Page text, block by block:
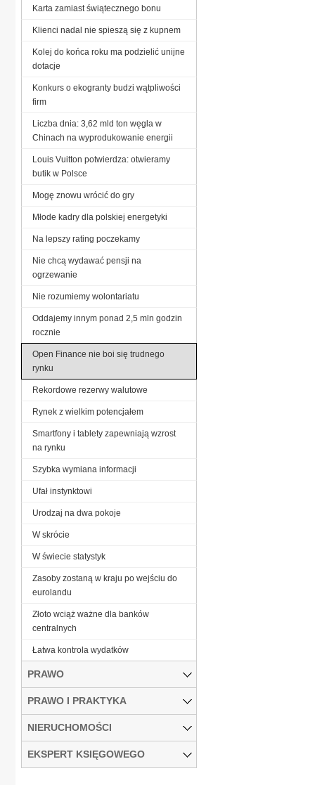
Karta zamiast świątecznego bonu
Klienci nadal nie spieszą się z kupnem
Kolej do końca roku ma podzielić unijne
dotacje
Konkurs o ekogranty budzi wątpliwości
firm
Liczba dnia: 3,62 mld ton węgla w
Chinach na wyprodukowanie energii
Louis Vuitton potwierdza: otwieramy
butik w Polsce
Mogę znowu wrócić do gry
Młode kadry dla polskiej energetyki
Na lepszy rating poczekamy
Nie chcą wydawać pensji na
ogrzewanie
Nie rozumiemy wolontariatu
Oddajemy innym ponad 2,5 mln godzin
rocznie
Open Finance nie boi się trudnego
rynku
Rekordowe rezerwy walutowe
Rynek z wielkim potencjałem
Smartfony i tablety zapewniają wzrost
na rynku
Szybka wymiana informacji
Ufał instynktowi
Urodzaj na dwa pokoje
W skrócie
W świecie statystyk
Zasoby zostaną w kraju po wejściu do
eurolandu
Złoto wciąż ważne dla banków
centralnych
Łatwa kontrola wydatków
PRAWO
PRAWO I PRAKTYKA
NIERUCHOMOŚCI
EKSPERT KSIĘGOWEGO